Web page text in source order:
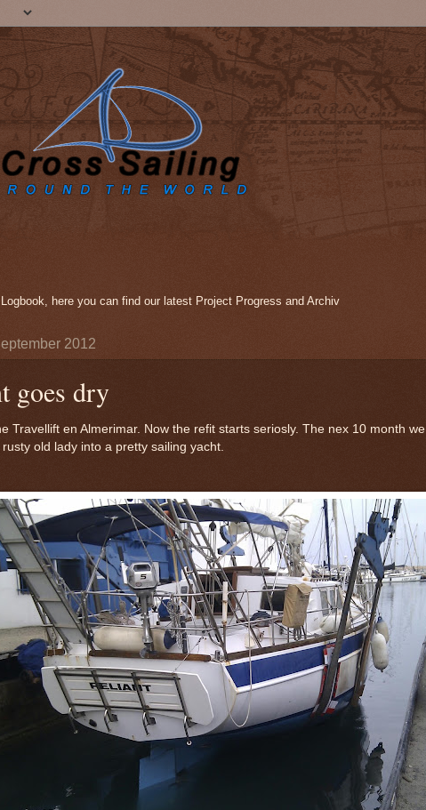
here you can find our latest Project Progress and Archiv
2012
goes dry
Travellift en Almerimar. Now the refit starts seriosly. The nex 10 month we
old lady into a pretty sailing yacht.